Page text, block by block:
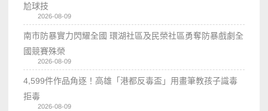
尬球技
2026-08-09
南市防暴實力閃耀全國 環湖社區及民榮社區勇奪防暴戲劇全
國競賽殊榮
2026-08-09
4,599件作品角逐！高雄「港都反毒盃」用畫筆教孩子識毒
拒毒
2026-08-09